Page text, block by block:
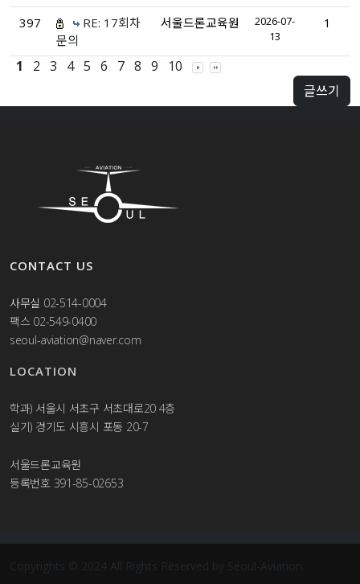
397
RE: 17회차
문의
서울드론교육원
2026-07-
13
1
1 2 3 4 5 6 7 8 9
10
글쓰기
CONTACT US
사무실 02-514-0004
팩스 02-549-0400
seoul-aviation@naver.com
LOCATION
학과) 서울시 서초구 서초대로20 4층
실기) 경기도 시흥시 포동 20-7
서울드론교육원
등록번호 391-85-02653
Copyrights © 2024 All Rights Reserved by Seoul-Aviation.